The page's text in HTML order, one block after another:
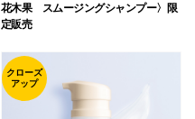
花木果 スムージングシャンプー〉限
定販売
クローズ
アップ